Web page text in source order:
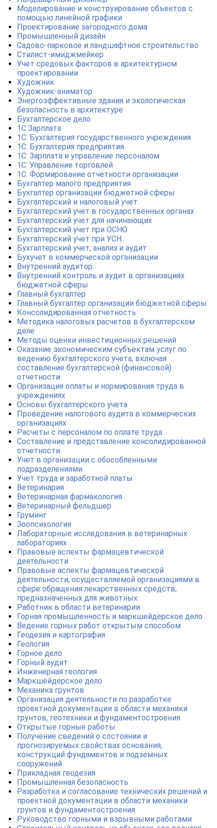
Моделирование и конструирование объектов с
помощью линейной графики
Проектирование загородного дома
Промышленный дизайн
Садово-парковое и ландшафтное строительство
Стилист-имиджмейкер
Учет средовых факторов в архитектурном
проектировании
Художник
Художник-аниматор
Энергоэффективные здания и экологическая
безопасность в архитектуре
Бухгалтерское дело
1С Зарплата
1С: Бухгалтерия государственного учреждения
1С: Бухгалтерия предприятия
1С: Зарплата и управление персоналом
1С: Управление торговлей
1С: Формирование отчетности организации
Бухгалтер малого предприятия
Бухгалтер организации бюджетной сферы
Бухгалтерский и налоговый учет
Бухгалтерский учет в государственных органах
Бухгалтерский учет для начинающих
Бухгалтерский учет при ОСНО
Бухгалтерский учет при УСН
Бухгалтерский учет, анализ и аудит
Бухучет в коммерческой организации
Внутренний аудитор
Внутренний контроль и аудит в организациях
бюджетной сферы
Главный бухгалтер
Главный бухгалтер организации бюджетной сферы
Консолидированная отчетность
Методика налоговых расчетов в бухгалтерском
деле
Методы оценки инвестиционных решений
Оказание экономическим субъектам услуг по
ведению бухгалтерского учета, включая
составление бухгалтерской (финансовой)
отчетности
Организация оплаты и нормирования труда в
учреждениях
Основы бухгалтерского учета
Проведение налогового аудита в коммерческих
организациях
Расчеты с персоналом по оплате труда
Составление и представление консолидированной
отчетности
Учет в организации с обособленными
подразделениями
Учет труда и заработной платы
Ветеринария
Ветеринарная фармакология
Ветеринарный фельдшер
Груминг
Зоопсихология
Лабораторные исследования в ветеринарных
лабораториях
Правовые аспекты фармацевтической
деятельности
Правовые аспекты фармацевтической
деятельности, осуществляемой организациями в
сфере обращения лекарственных средств,
предназначенных для животных
Работник в области ветеринарии
Горная промышленность и маркшейдерское дело
Ведение горных работ открытым способом
Геодезия и картография
Геология
Горное дело
Горный аудит
Инженерная геология
Маркшейдерское дело
Механика грунтов
Организация деятельности по разработке
проектной документации в области механики
грунтов, геотехники и фундаментостроения
Открытые горные работы
Получение сведений о состоянии и
прогнозируемых свойствах основания,
конструкций фундаментов и подземных
сооружений
Прикладная геодезия
Промышленная безопасность
Разработка и согласование технических решений и
проектной документации в области механики
грунтов и фундаментостроения
Руководство горными и взрывными работами